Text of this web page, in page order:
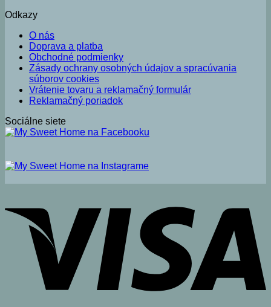
Odkazy
O nás
Doprava a platba
Obchodné podmienky
Zásady ochrany osobných údajov a spracúvania
súborov cookies
Vrátenie tovaru a reklamačný formulár
Reklamačný poriadok
Sociálne siete